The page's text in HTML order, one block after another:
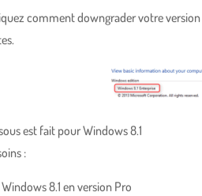
comment downgrader votre
est fait pour Windows 8.1
:
8.1 en version Pro